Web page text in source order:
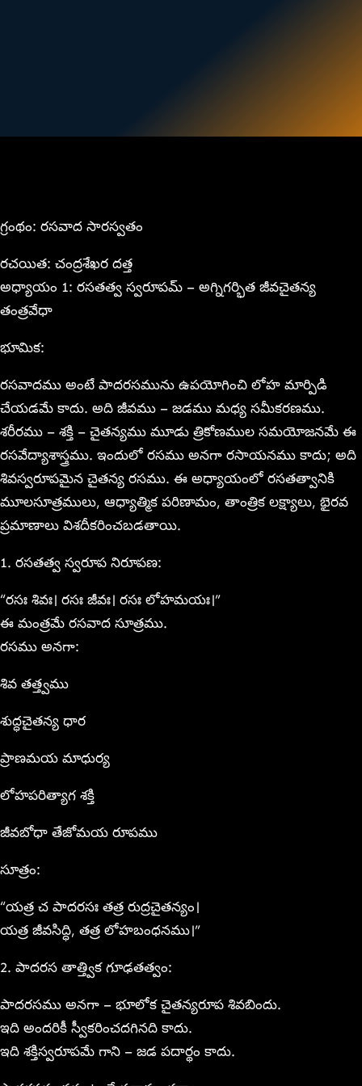
గ్రంథం: రసవాద సారస్వతం
రచయిత: చంద్రశేఖర దత్త
అధ్యాయం 1: రసతత్వ స్వరూపమ్ – అగ్నిగర్భిత జీవచైతన్య
తంత్రవేధా
భూమిక:
రసవాదము అంటే పాదరసమును ఉపయోగించి లోహ మార్పిడి
చేయడమే కాదు. అది జీవము – జడము మధ్య సమీకరణము.
శరీరము – శక్తి – చైతన్యము మూడు త్రికోణముల సమయోజనమే ఈ
రసవేద్యాశాస్త్రము. ఇందులో రసము అనగా రసాయనము కాదు; అది
శివస్వరూపమైన చైతన్య రసము. ఈ అధ్యాయంలో రసతత్వానికి
మూలసూత్రములు, ఆధ్యాత్మిక పరిణామం, తాంత్రిక లక్ష్యాలు, భైరవ
ప్రమాణాలు విశదీకరించబడతాయి.
1. రసతత్వ స్వరూప నిరూపణ:
“రసః శివః। రసః జీవః। రసః లోహమయః।”
ఈ మంత్రమే రసవాద సూత్రము.
రసము అనగా:
శివ తత్త్వము
శుద్ధచైతన్య ధార
ప్రాణమయ మాధుర్య
లోహపరిత్యాగ శక్తి
జీవబోధా తేజోమయ రూపము
సూత్రం:
“యత్ర చ పాదరసః తత్ర రుద్రచైతన్యం।
యత్ర జీవసిద్ధి, తత్ర లోహబంధనము।”
2. పాదరస తాత్త్విక గూఢతత్వం:
పాదరసము అనగా – భూలోక చైతన్యరూప శివబిందు.
ఇది అందరికీ స్వీకరించదగినది కాదు.
ఇది శక్తిస్వరూపమే గాని – జడ పదార్థం కాదు.